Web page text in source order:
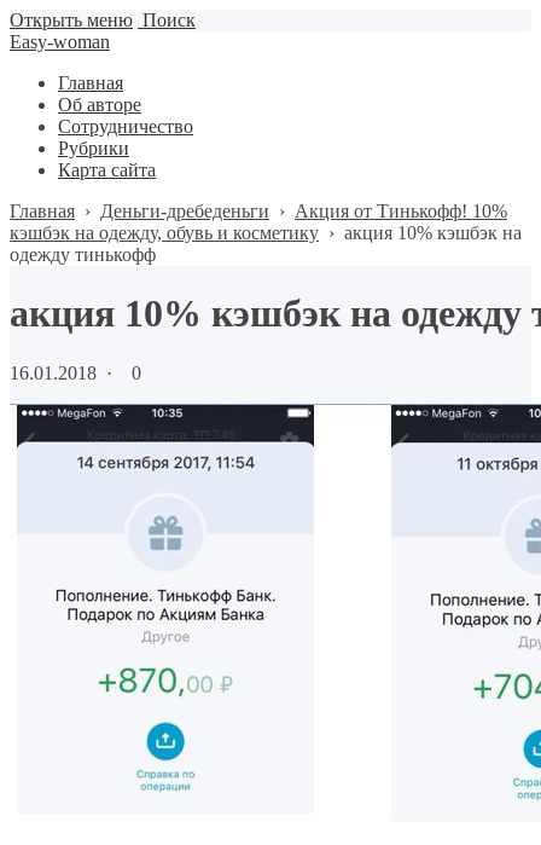
Открыть меню Поиск
Easy-woman
Главная
Об авторе
Сотрудничество
Рубрики
Карта сайта
Главная › Деньги-дребеденьги › Акция от Тинькофф! 10%
кэшбэк на одежду, обувь и косметику › акция 10% кэшбэк на
одежду тинькофф
акция 10% кэшбэк на
16.01.2018 · 0